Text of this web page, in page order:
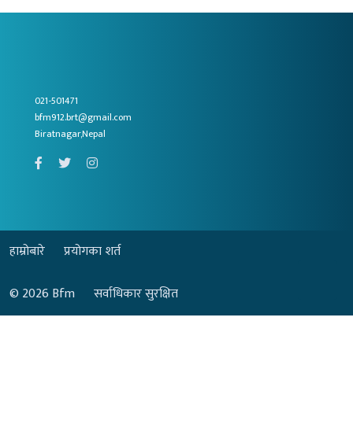
021-501471
bfm912.brt@gmail.com
Biratnagar,Nepal
हाम्रोबारे
प्रयोगका शर्त
© 2026Bfm सर्वाधिकार सुरक्षित